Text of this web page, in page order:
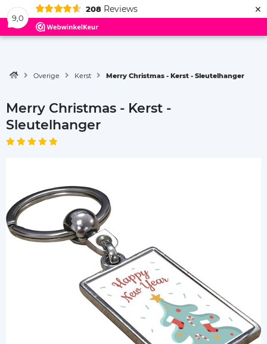
9,0
208 Reviews ×
Menu
Overige Kerst Merry Christmas - Kerst - Sleutelhanger
Merry Christmas - Kerst -
Sleutelhanger